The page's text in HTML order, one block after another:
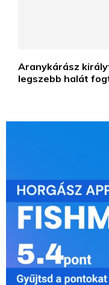
Aranykárász
legszebb halát